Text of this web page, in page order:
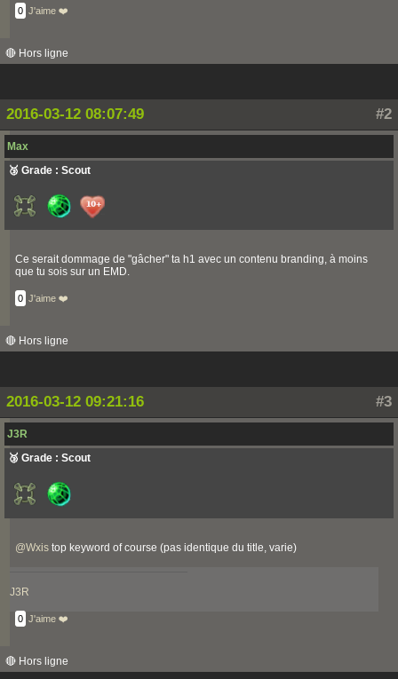
0 J'aime ❤️
🔴 Hors ligne
#2
2016-03-12 08:07:49
Max
🥉 Grade : Scout
Ce serait dommage de "gâcher" ta h1 avec un contenu branding, à moins
que tu sois sur un EMD.
0 J'aime ❤️
🔴 Hors ligne
#3
2016-03-12 09:21:16
J3R
🥉 Grade : Scout
@Wxis top keyword of course (pas identique du title, varie)
J3R
0 J'aime ❤️
🔴 Hors ligne